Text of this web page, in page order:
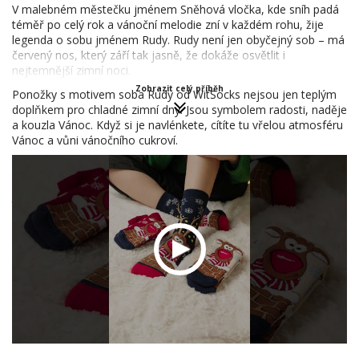
V malebném městečku jménem Sněhová vločka, kde sníh padá
téměř po celý rok a vánoční melodie zní v každém rohu, žije
legenda o sobu jménem Rudy. Rudy není jen obyčejný sob – má
červený nos, který září tak jasně, že dokáže osvětlit i
nejtemnější zimní noci.
Ponožky s motivem soba Rudy od WitSocks nejsou jen teplým
doplňkem pro chladné zimní dny. Jsou symbolem radosti, naděje
a kouzla Vánoc. Když si je navlénkete, cítíte tu vřelou atmosféru
Vánoc a vůni vánočního cukroví.
Pro všechny, kteří milují Vánoce a chtějí mít kousek této magie s
sebou po celý rok, jsou tyto ponožky dokonalým dárkem. Ať už
jste doma u krbu, na vánočním trhu nebo se procházíte
zasněženým lesem, s Rudy na nohách budete mít vždy kousek
vánočního kouzla s sebou.
Zobrazit celý příběh